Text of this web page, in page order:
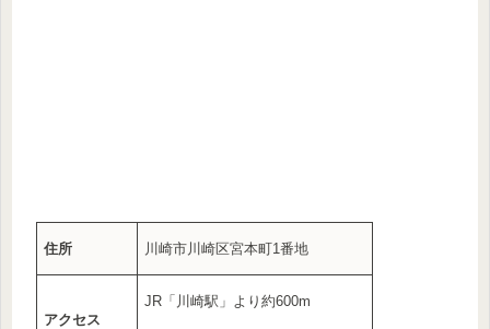
住所 川崎市川崎区宮本町1番地
アクセス
JR「川崎駅」より約600m